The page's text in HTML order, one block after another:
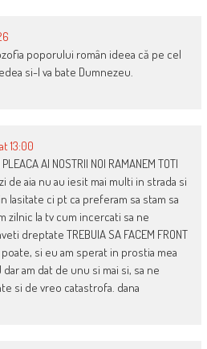
poporului român ideea că pe cel
si-l va bate Dumnezeu.
13:00
AI NOSTRII NOI RAMANEM TOTI
de aia nu au iesit mai multi in strada si
lasitate ci pt ca preferam sa stam sa
zilnic la tv cum incercati sa ne
dreptate TREBUIA SA FACEM FRONT
poate, si eu am sperat in prostia mea
dar am dat de unu si mai si, sa ne
si de vreo catastrofa. dana